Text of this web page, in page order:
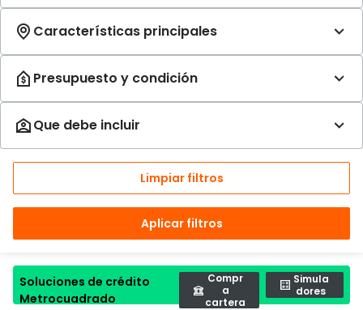
Limpiar filtros
Aplicar filtros
Soluciones de crédito
Metrocuadrado
Compr
a
cartera
Simula
dores